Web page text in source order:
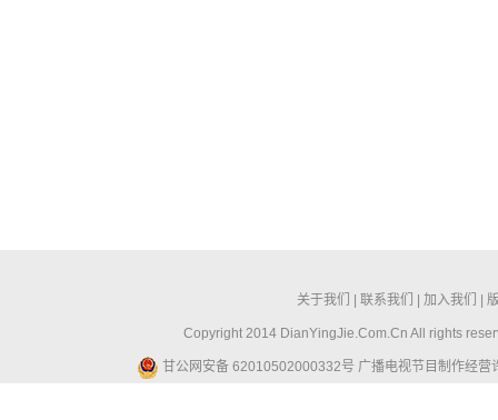
关于我们 联系我们 加入我们
Copyright 2014 DianYingJie.Com.Cn All rights
甘公网安备 62010502000332号 广播电视节目制作经